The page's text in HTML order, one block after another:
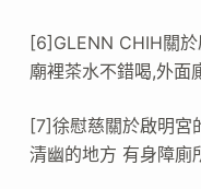
[6]GLENN CHIH關於
廟裡茶水不錯喝,外面
[7]徐慰慈關於啟明宮
清幽的地方 有身障廁